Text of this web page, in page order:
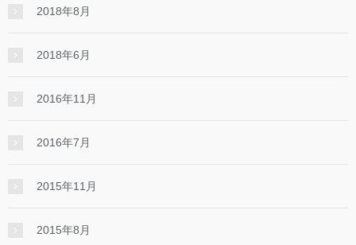
2018年8月
2018年6月
2016年11月
2016年7月
2015年11月
2015年8月